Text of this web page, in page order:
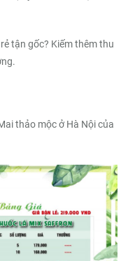
tận gốc? Kiếm thêm thu
thảo mộc ở Hà Nội của